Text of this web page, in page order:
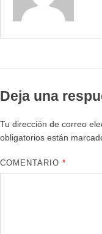
Deja una
Tu dirección de correo
obligatorios están
COMENTARIO*